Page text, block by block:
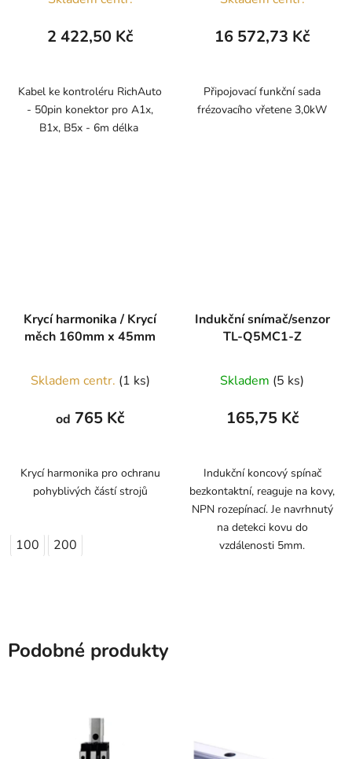
2 422,50 Kč
Kabel ke kontroléru RichAuto
- 50pin konektor pro A1x,
B1x, B5x - 6m délka
16 572,73 Kč
Připojovací funkční sada
frézovacího vřetene 3,0kW
Krycí harmonika / Krycí
měch 160mm x 45mm
Skladem centr. (1 ks)
od 765 Kč
Krycí harmonika pro ochranu
pohyblivých částí strojů
100 200
Indukční snímač/senzor
TL-Q5MC1-Z
Skladem (5 ks)
165,75 Kč
Indukční koncový spínač
bezkontaktní, reaguje na kovy,
NPN rozepínací. Je navrhnutý
na detekci kovu do
vzdálenosti 5mm.
Podobné produkty